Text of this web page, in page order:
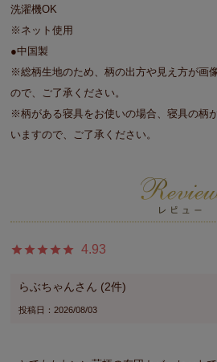
洗濯機OK
※ネット使用
●中国製
※総柄生地のため、柄の出方や見え方が画
ので、ご了承ください。
※柄がある寝具をお使いの場合、寝具の柄
いますので、ご了承ください。
4.93
らぶちゃん 2
投稿日 2026/08/03